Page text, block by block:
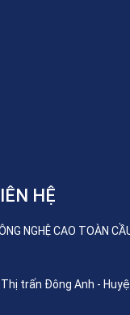
HỆ
NGHỆ CAO TOÀN
trấn Đông Anh -